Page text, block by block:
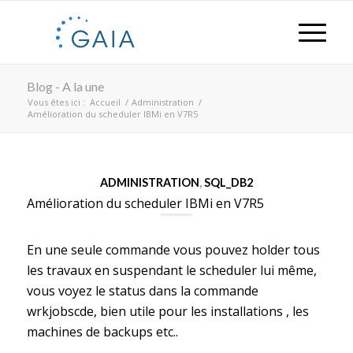
Blog - A la une
Vous êtes ici : Accueil / Administration /
Amélioration du scheduler IBMi en V7R5
ADMINISTRATION,SQL_DB2
Amélioration du scheduler IBMi en V7R5
En une seule commande vous pouvez holder tous
les travaux en suspendant le scheduler lui même,
vous voyez le status dans la commande
wrkjobscde, bien utile pour les installations , les
machines de backups etc..